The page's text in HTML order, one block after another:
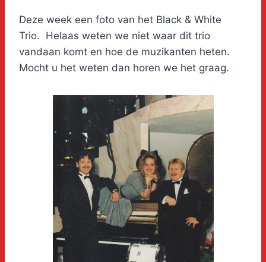
Deze week een foto van het Black & White
Trio. Helaas weten we niet waar dit trio
vandaan komt en hoe de muzikanten heten.
Mocht u het weten dan horen we het graag.